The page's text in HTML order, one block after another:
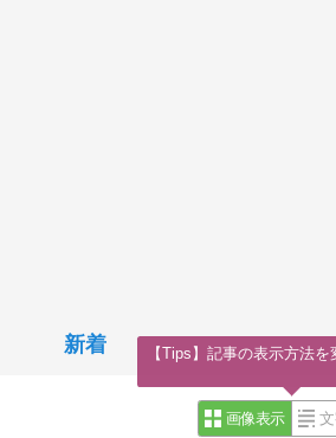
新着
画像表示
【Tips】記事の表示方法を